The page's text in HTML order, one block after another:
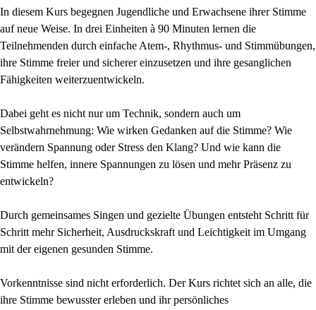
In diesem Kurs begegnen Jugendliche und Erwachsene ihrer Stimme
auf neue Weise. In drei Einheiten à 90 Minuten lernen die
Teilnehmenden durch einfache Atem-, Rhythmus- und Stimmübungen,
ihre Stimme freier und sicherer einzusetzen und ihre gesanglichen
Fähigkeiten weiterzuentwickeln.
Dabei geht es nicht nur um Technik, sondern auch um
Selbstwahrnehmung: Wie wirken Gedanken auf die Stimme? Wie
verändern Spannung oder Stress den Klang? Und wie kann die
Stimme helfen, innere Spannungen zu lösen und mehr Präsenz zu
entwickeln?
Durch gemeinsames Singen und gezielte Übungen entsteht Schritt für
Schritt mehr Sicherheit, Ausdruckskraft und Leichtigkeit im Umgang
mit der eigenen gesunden Stimme.
Vorkenntnisse sind nicht erforderlich. Der Kurs richtet sich an alle, die
ihre Stimme bewusster erleben und ihr persönliches